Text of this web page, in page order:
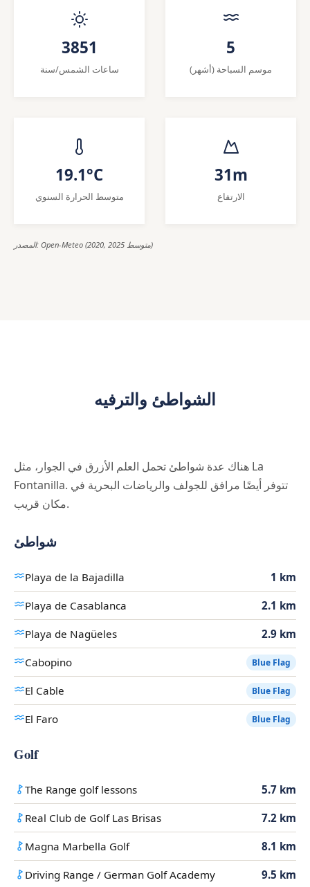
3851
ساعات الشمس/سنة
5
موسم السباحة (أشهر)
19.1°C
متوسط الحرارة السنوي
31m
الارتفاع
المصدر: Open-Meteo (2020, 2025 متوسط)
الشواطئ والترفيه
هناك عدة شواطئ تحمل العلم الأزرق في الجوار، مثل La
Fontanilla. تتوفر أيضًا مرافق للجولف والرياضات البحرية في
مكان قريب.
شواطئ
Playa de la Bajadilla 1 km
Playa de Casablanca 2.1 km
Playa de Nagüeles 2.9 km
Cabopino Blue Flag
El Cable Blue Flag
El Faro Blue Flag
Golf
The Range golf lessons 5.7 km
Real Club de Golf Las Brisas 7.2 km
Magna Marbella Golf 8.1 km
Driving Range / German Golf Academy 9.5 km